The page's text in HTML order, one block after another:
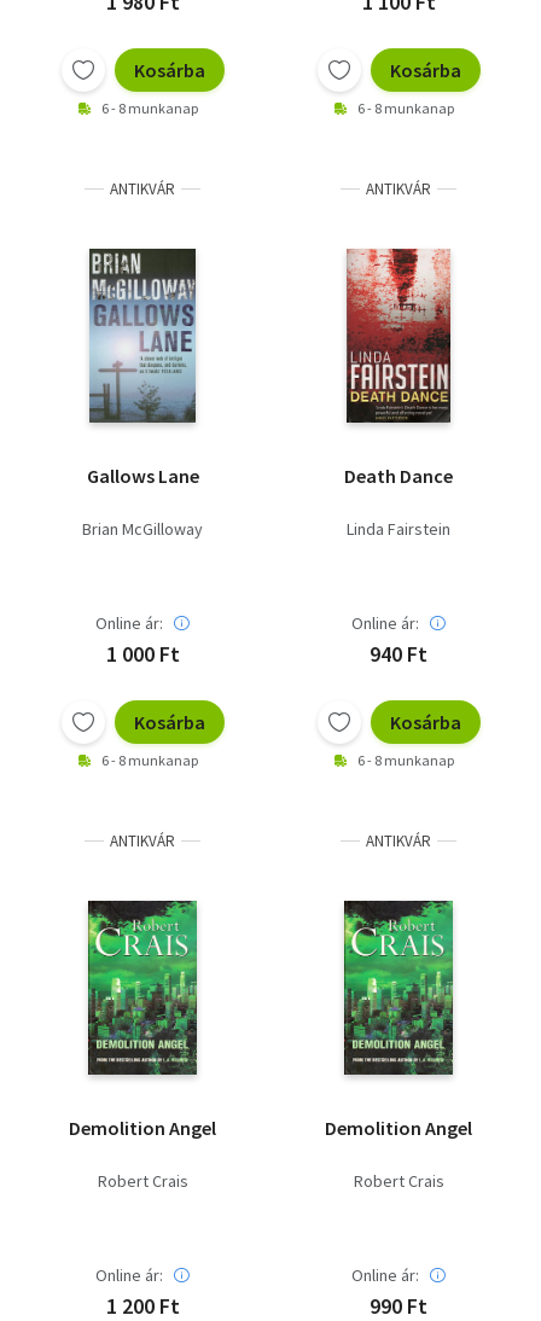
Kosárba
6 - 8 munkanap
Kosárba
6 - 8 munkanap
ANTIKVÁR
Gallows Lane
Brian McGilloway
Online ár:
1 000 Ft
Kosárba
6 - 8 munkanap
ANTIKVÁR
Death Dance
Linda Fairstein
Online ár:
940 Ft
Kosárba
6 - 8 munkanap
ANTIKVÁR
Demolition Angel
Robert Crais
Online ár:
1 200 Ft
ANTIKVÁR
Demolition Angel
Robert Crais
Online ár:
990 Ft